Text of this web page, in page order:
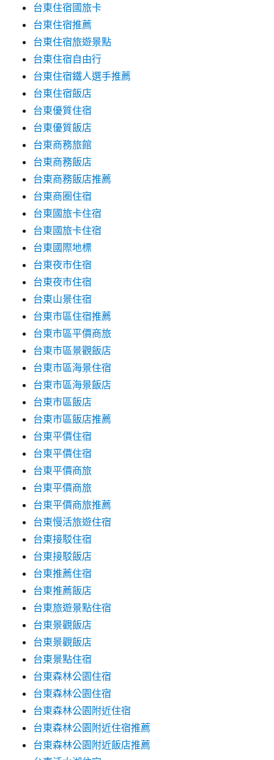
台東住宿國旅卡
台東住宿推薦
台東住宿旅遊景點
台東住宿自由行
台東住宿鐵人選手推薦
台東住宿飯店
台東優質住宿
台東優質飯店
台東商務旅館
台東商務飯店
台東商務飯店推薦
台東商圈住宿
台東國旅卡住宿
台東國旅卡住宿
台東國際地標
台東夜市住宿
台東夜市住宿
台東山景住宿
台東市區住宿推薦
台東市區平價商旅
台東市區景觀飯店
台東市區海景住宿
台東市區海景飯店
台東市區飯店
台東市區飯店推薦
台東平價住宿
台東平價住宿
台東平價商旅
台東平價商旅
台東平價商旅推薦
台東慢活旅遊住宿
台東接駁住宿
台東接駁飯店
台東推薦住宿
台東推薦飯店
台東旅遊景點住宿
台東景觀飯店
台東景觀飯店
台東景點住宿
台東森林公園住宿
台東森林公園住宿
台東森林公園附近住宿
台東森林公園附近住宿推薦
台東森林公園附近飯店推薦